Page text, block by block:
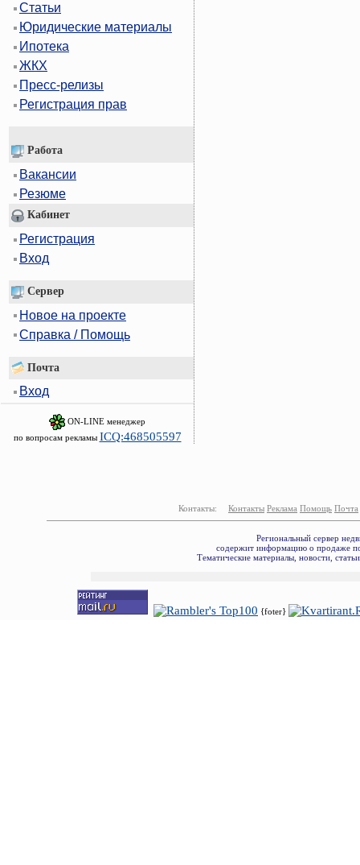
Статьи
Юридические материалы
Ипотека
ЖКХ
Пресс-релизы
Регистрация прав
Работа
Вакансии
Резюме
Кабинет
Регистрация
Вход
Сервер
Новое на проекте
Справка / Помощь
Почта
Вход
ON-LINE менеджер
по вопросам рекламы ICQ:468505597
Контакты: Контакты Реклама Помощь Почта
Региональный сервер
содержит информацию о продаже
Тематические материалы, новости,
{foter}